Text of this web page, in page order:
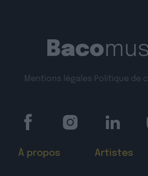
Mentions légales Politique de
À propos Artistes